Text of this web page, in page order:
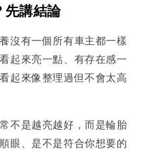
先講結論
沒有一個所有車主都一樣
起來亮一點、有存在感一
起來像整理過但不會太高
不是越亮越好，而是輪胎
眼、是不是符合你想要的